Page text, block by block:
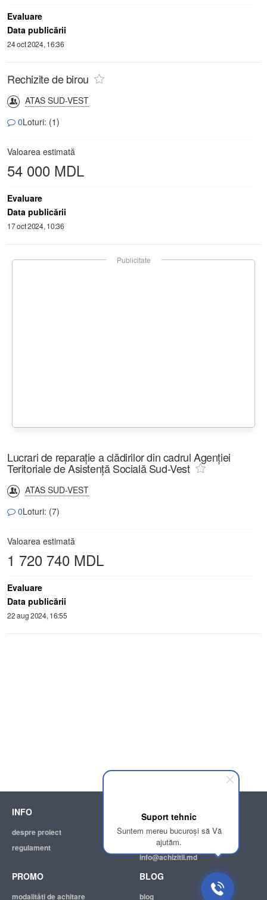
Suport tehnic
Suntem mereu bucuroși să Vă
ajutăm.
Evaluare
Data publicării
24 oct 2024, 16:36
Rechizite de birou
ATAS SUD-VEST
0Loturi: (1)
Valoarea estimată
54 000 MDL
Evaluare
Data publicării
17 oct 2024, 10:36
Publicitate
Lucrari de reparație a clădirilor din cadrul Agenției
Teritoriale de Asistență Socială Sud-Vest
ATAS SUD-VEST
0Loturi: (7)
Valoarea estimată
1 720 740 MDL
Evaluare
Data publicării
22 aug 2024, 16:55
INFO
despre proiect
regulament
SUPPORT
ajutor
adresa electronică:
info@achizitii.md
PROMO
modalităţi de achitare
BLOG
blog